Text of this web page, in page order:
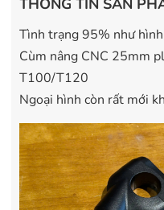
THÔNG TIN SẢN
Tình trạng 95% như hình
Cùm nâng CNC 25mm
T100/T120
Ngoại hình còn rất mới